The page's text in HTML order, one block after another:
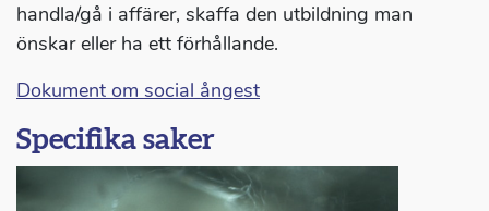
handla/gå i affärer, skaffa den utbildning man
önskar eller ha ett förhållande.
Dokument om social ångest
Specifika saker